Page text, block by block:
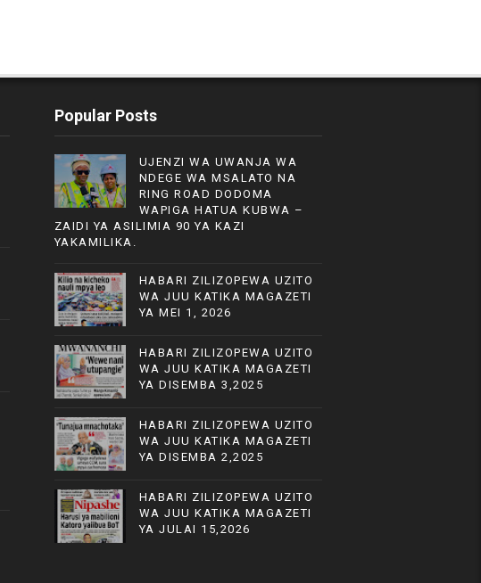
Popular Posts
UJENZI WA UWANJA WA
NDEGE WA MSALATO NA
RING ROAD DODOMA
WAPIGA HATUA KUBWA –
ZAIDI YA ASILIMIA 90 YA KAZI
YAKAMILIKA.
HABARI ZILIZOPEWA UZITO
WA JUU KATIKA MAGAZETI
YA MEI 1, 2026
HABARI ZILIZOPEWA UZITO
WA JUU KATIKA MAGAZETI
YA DISEMBA 3,2025
HABARI ZILIZOPEWA UZITO
WA JUU KATIKA MAGAZETI
YA DISEMBA 2,2025
HABARI ZILIZOPEWA UZITO
WA JUU KATIKA MAGAZETI
YA JULAI 15,2026